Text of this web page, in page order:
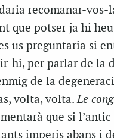
recomanar-vos-
que potser ja hi
us preguntaria si
hi, per parlar de la
de la
volta, volta.Le
que si
imperis abans i